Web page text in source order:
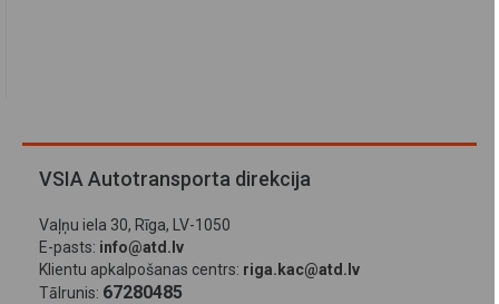
VSIA Autotransporta direkcija
Vaļņu iela 30, Rīga, LV-1050
E-pasts: info@atd.lv
Klientu apkalpošanas centrs: riga.kac@atd.lv
Tālrunis: 67280485